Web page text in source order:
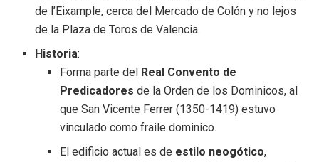
de l’Eixample, cerca del Mercado de Colón y no lejos
de la Plaza de Toros de Valencia.
Historia:
Forma parte del Real Convento de
Predicadores de la Orden de los Dominicos, al
que San Vicente Ferrer (1350-1419) estuvo
vinculado como fraile dominico.
El edificio actual es de estilo neogótico,